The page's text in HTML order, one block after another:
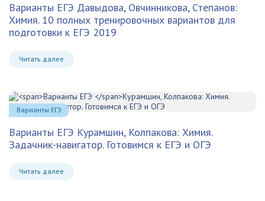
Варианты ЕГЭ Давыдова, Овчинникова, Степанов:
Химия. 10 полных тренировочных вариантов для
подготовки к ЕГЭ 2019
Читать далее
Варианты ЕГЭ Курамшин, Колпакова: Химия.
Задачник-навигатор. Готовимся к ЕГЭ и ОГЭ
Читать далее
Варианты ЕГЭ